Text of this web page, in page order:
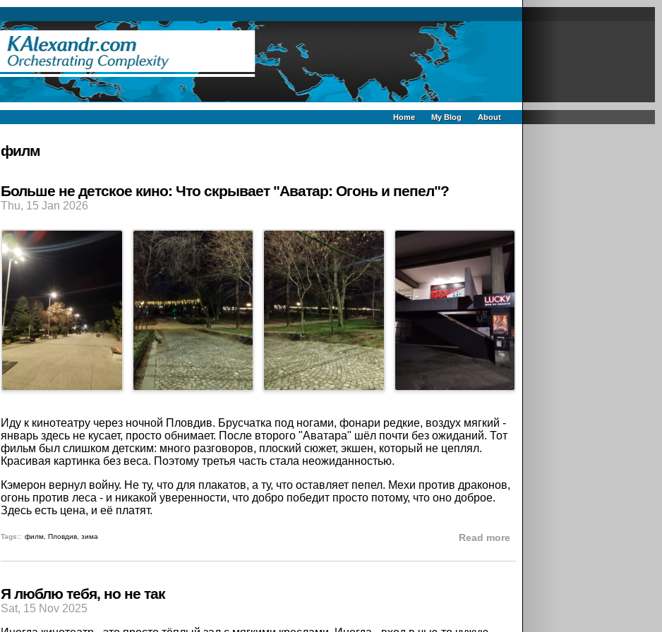
Home My Blog About
филм
Больше не детское кино: Что скрывает "Аватар: Огонь и пепел"?
Thu, 15 Jan 2026
Иду к кинотеатру через ночной Пловдив. Брусчатка под ногами, фонари редкие, воздух мягкий -
январь здесь не кусает, просто обнимает. После второго "Аватара" шёл почти без ожиданий. Тот
фильм был слишком детским: много разговоров, плоский сюжет, экшен, который не цеплял.
Красивая картинка без веса. Поэтому третья часть стала неожиданностью.
Кэмерон вернул войну. Не ту, что для плакатов, а ту, что оставляет пепел. Мехи против драконов,
огонь против леса - и никакой уверенности, что добро победит просто потому, что оно доброе.
Здесь есть цена, и её платят.
Tags: филм ,Пловдив ,зима Read more
Я люблю тебя, но не так
Sat, 15 Nov 2025